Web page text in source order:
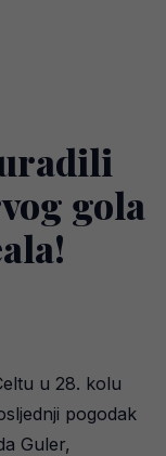
gola
u 28. kolu
pogodak
Guler,